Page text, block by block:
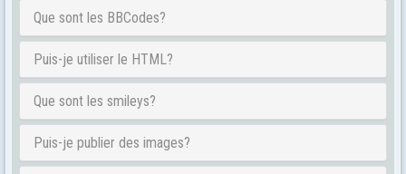
Que sont les BBCodes?
Puis-je utiliser le HTML?
Que sont les smileys?
Puis-je publier des images?